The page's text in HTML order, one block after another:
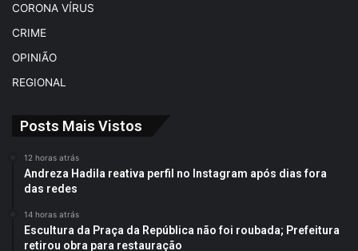
CORONA VÍRUS
CRIME
OPINIÃO
REGIONAL
Posts Mais Vistos
12 horas atrás
Andreza Hadila reativa perfil no Instagram após dias fora
das redes
14 horas atrás
Escultura da Praça da República não foi roubada; Prefeitura
retirou obra para restauração